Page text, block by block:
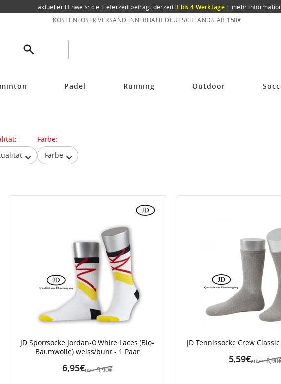
aktueller Hinweis: die Lieferzeit beträgt derzeit3 bis 4 Werktage | mehr
KOSTENLOSER VERSAND INNERHALB DEUTSCHLANDS AB 150€
Padel Running Outdoor
Farbe:
Farbe
JD Sportsocke Jordan-O.White Laces (Bio-
Baumwolle) weiss/bunt - 1 Paar
UVP: 9,90€
6,95€
JD Tennissocke Crew
eUVP:
5,59€